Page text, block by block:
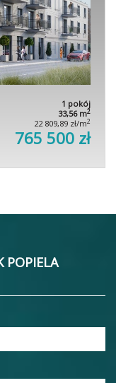
1 pokój
33,56 m2
22 809,89 zł/m2
765 500 zł
POPIELA